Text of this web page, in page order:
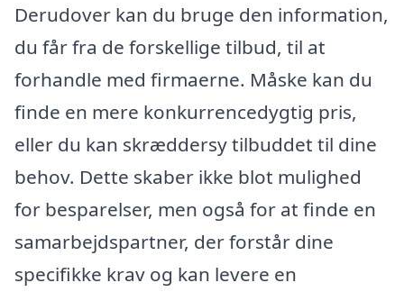
Derudover kan du bruge den information,
du får fra de forskellige tilbud, til at
forhandle med firmaerne. Måske kan du
finde en mere konkurrencedygtig pris,
eller du kan skræddersy tilbuddet til dine
behov. Dette skaber ikke blot mulighed
for besparelser, men også for at finde en
samarbejdspartner, der forstår dine
specifikke krav og kan levere en